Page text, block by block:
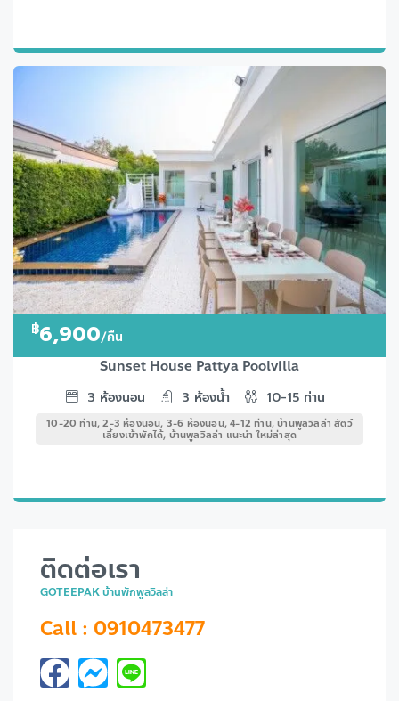
฿6,900/คืน
Sunset House Pattya Poolvilla
3 ห้องนอน 3 ห้องน้ำ 10-15 ท่าน
10-20 ท่าน, 2-3 ห้องนอน, 3-6 ห้องนอน, 4-12 ท่าน, บ้านพูลวิลล่า สัตว์
เลี้ยงเข้าพักได้, บ้านพูลวิลล่า แนะนำ ใหม่ล่าสุด
ติดต่อเรา
GOTEEPAK บ้านพักพูลวิลล่า
Call : 0910473477